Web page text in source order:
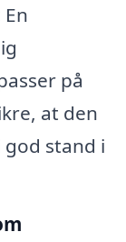
En
på
at den
stand i